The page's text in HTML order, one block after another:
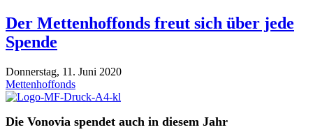
Der Mettenhoffonds freut sich über jede
Spende
Donnerstag, 11. Juni 2020
Mettenhoffonds
Die Vonovia spendet auch in diesem Jahr